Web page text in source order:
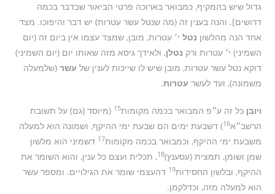
גדול שיש בהמקיף, כמבואר בארוכה פרטי הביאור שבדבר בכמה
דרושים]. והנה בענין זה (מה שנטל עשר עטרות) יש דבר והיפוכו. מצד
אחד הנה מהלשון נטל י׳ עטרות, מובן, שמצד עצמו אין ביום זה (יום
השמיני) י׳ עטרות ורק נטלן, ולאידך גיסא מזה שאותו יום (יום השמיני)
דוקא נטל עשר עטרות, מובן שיש לו שייכות לענין של עשר(שלמעלה
משמונה), ועד לעשר עטרות.
ויובןכל זה ע״פ המבואר בכמה מקומות15 (מיוסד (גם) על תשובת
הרשב״א16) דשבעת ימים הם שבעת ימי ההיקף, ושמונה הוא למעלה
משבעת ימי ההיקף, וכמבואר בכמה מקומות17 דשמיני הוא מלשון
שמן ושומן, תמצית (עסענץ)18, תכלית ועצם כל ענין, והוא השומר את
ההיקף, ובלשון החסידות19 דהעצמי שומר את הגילויים. ומספר עשר
הוא למעלה מזה, וכדלקמן.